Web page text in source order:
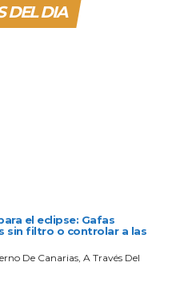
DEL DIA
el eclipse: Gafas
sin filtro o controlar a las
De Canarias, A Través Del